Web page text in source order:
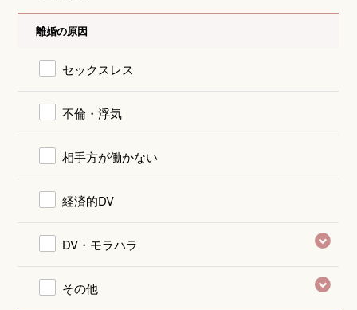
離婚の原因
セックスレス
不倫・浮気
相手方が働かない
経済的DV
DV・モラハラ
その他